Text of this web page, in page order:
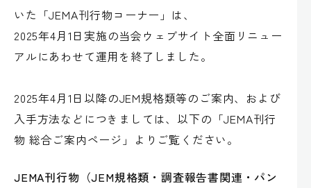
いた「JEMA刊行物コーナー」は、
2025年4月1日実施の当会ウェブサイト全面リニュー
アルにあわせて運用を終了しました。
2025年4月1日以降のJEM規格類等のご案内、および
入手方法などにつきましては、以下の「JEMA刊行
物 総合ご案内ページ」よりご覧ください。
JEMA刊行物（JEM規格類・調査報告書関連・パン